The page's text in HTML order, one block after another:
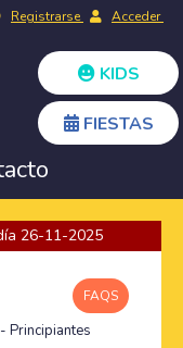
Registrarse Acceder
KIDS
FIESTAS
26-11-2025
FAQS
Principiantes